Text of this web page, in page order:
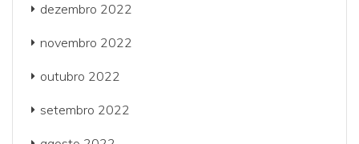
dezembro 2022
novembro 2022
outubro 2022
setembro 2022